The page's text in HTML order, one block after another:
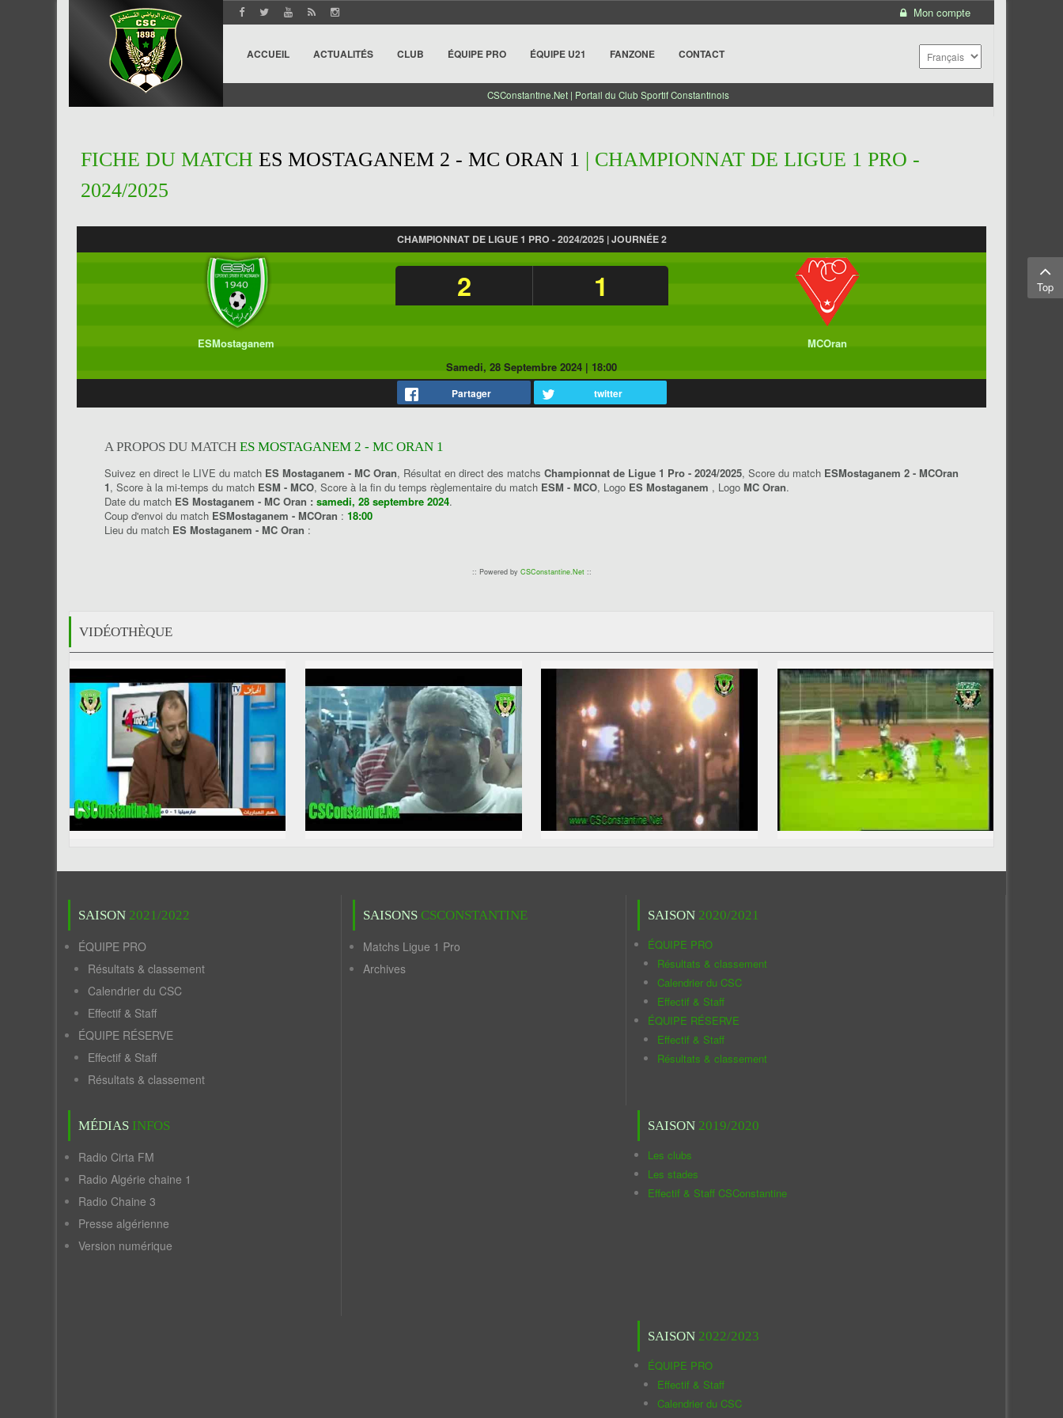
Mon compte
ACCUEIL ACTUALITÉS CLUB ÉQUIPE PRO ÉQUIPE U21 FANZONE CONTACT
CSConstantine.Net | Portail du Club Sportif Constantinois
FICHE DU MATCH ES MOSTAGANEM 2 - MC ORAN 1 | CHAMPIONNAT DE LIGUE 1 PRO -
2024/2025
CHAMPIONNAT DE LIGUE 1 PRO - 2024/2025 | JOURNÉE 2
2 1
ESMostaganem
MCOran
Samedi, 28 Septembre 2024 | 18:00
Partager twitter
A PROPOS DU MATCH ES MOSTAGANEM 2 - MC ORAN 1
Suivez en direct le LIVE du match ES Mostaganem - MC Oran, Résultat en direct des matchs Championnat de Ligue 1 Pro - 2024/2025, Score du match ESMostaganem 2 - MCOran
1, Score à la mi-temps du match ESM - MCO, Score à la fin du temps règlementaire du match ESM - MCO, Logo ES Mostaganem , Logo MC Oran.
Date du match ES Mostaganem - MC Oran : samedi, 28 septembre 2024.
Coup d'envoi du match ESMostaganem - MCOran : 18:00
Lieu du match ES Mostaganem - MC Oran :
:: Powered by CSConstantine.Net::
VIDÉOTHÈQUE
SAISON 2021/2022
ÉQUIPE PRO
Résultats & classement
Calendrier du CSC
Effectif & Staff
ÉQUIPE RÉSERVE
Effectif & Staff
Résultats & classement
MÉDIAS INFOS
Radio Cirta FM
Radio Algérie chaine 1
Radio Chaine 3
Presse algérienne
Version numérique
SAISONS CSCONSTANTINE
Matchs Ligue 1 Pro
Archives
SAISON 2020/2021
ÉQUIPE PRO
Résultats & classement
Calendrier du CSC
Effectif & Staff
ÉQUIPE RÉSERVE
Effectif & Staff
Résultats & classement
SAISON 2019/2020
Les clubs
Les stades
Effectif & Staff CSConstantine
SAISON 2022/2023
ÉQUIPE PRO
Effectif & Staff
Calendrier du CSC
Top